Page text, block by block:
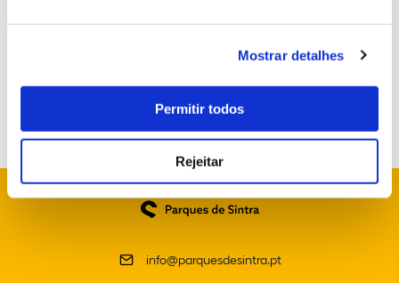
Mostrar detalhes
Permitir todos
Rejeitar
info@parquesdesintra.pt